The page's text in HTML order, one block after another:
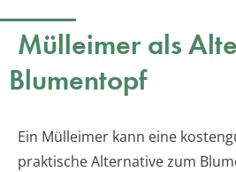
Mülleimer als
Blumentopf
Ein Mülleimer kann eine
praktische Alternative zum